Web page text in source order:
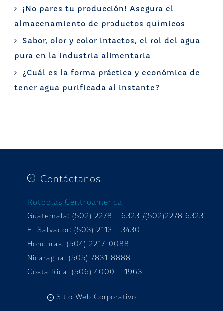
¡No pares tu producción! Asegura el
almacenamiento de productos químicos
Sabor, olor y color intactos, el rol del agua
pura en la industria alimentaria
¿Cuál es la forma práctica y económica de
tener agua purificada al instante?
Contáctanos
Rotoplas Centroamérica
Guatemala: (502) 2278 – 6323 /(502)2278 6323
El Salvador: (503) 2113 – 3430
Honduras: (504) 2217-0088
Nicaragua: (505) 7831-8888
Costa Rica: (506) 4000 – 1963
Sitio Web Corporativo